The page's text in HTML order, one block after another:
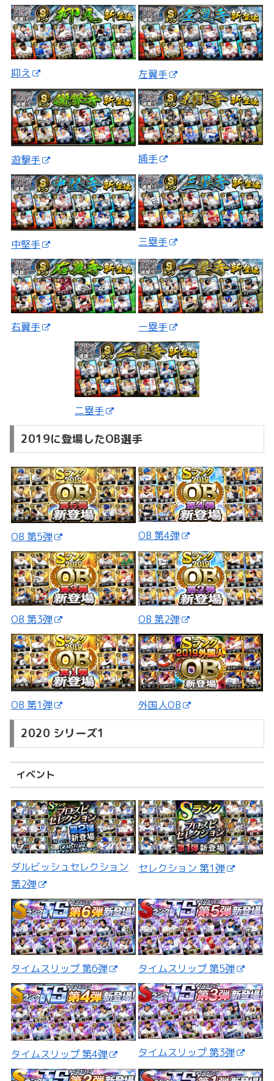
抑え 左翼手
遊撃手 捕手
中堅手 三塁手
右翼手 一塁手
二塁手
2019に登場したOB選手
OB 第5弾 OB 第4弾
OB 第3弾 OB 第2弾
OB 第1弾 外国人OB
2020 シリーズ1
イベント
ダルビッシュセレクション
第2弾
セレクション 第1弾
タイムスリップ 第6弾 タイムスリップ 第5弾
タイムスリップ 第4弾 タイムスリップ 第3弾